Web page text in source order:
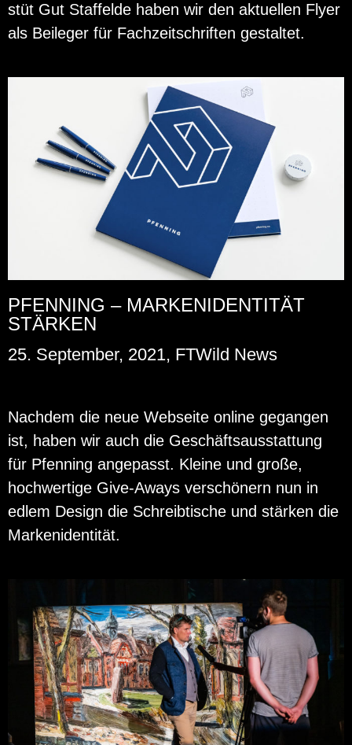
stüt Gut Staf­felde haben wir den ak­tu­el­len Flyer
als Bei­le­ger für Fach­zeit­schrif­ten ge­stal­tet.
PFENNING – MARKENIDENTITÄT
STÄRKEN
25. September, 2021, FTWild News
Nach­dem die neue Web­sei­te on­line ge­gan­gen
ist, haben wir auch die Ge­schäfts­aus­stat­tung
für Pfen­ning an­ge­passt. Klei­ne und große,
hoch­wer­ti­ge Gi­ve-Aways ver­schö­nern nun in
edlem De­sign die Schreib­ti­sche und stär­ken die
Mar­ken­iden­ti­tät.